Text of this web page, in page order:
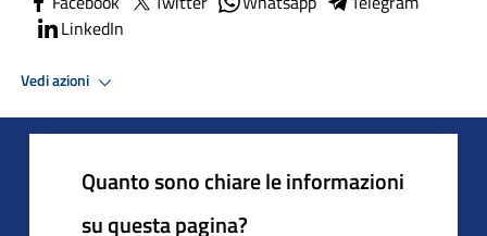
LinkedIn
Vedi azioni
Quanto sono chiare le informazioni
su questa pagina?